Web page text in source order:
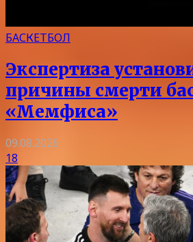
БАСКЕТБОЛ
Экспертиза
причины смерти
«Мемфиса»
09.08.2026
18